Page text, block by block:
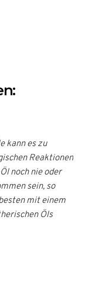
kann es zu
Reaktionen
noch nie oder
sein, so
mit einem
Öls